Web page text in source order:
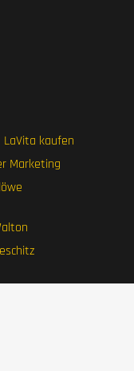
LaVita kaufen
Marketing